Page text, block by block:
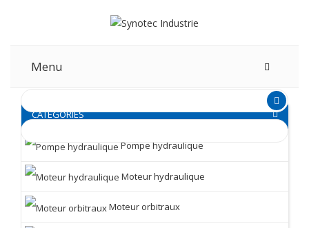
Menu
CATEGORIES
Pompe hydraulique
Moteur hydraulique
Moteur orbitraux